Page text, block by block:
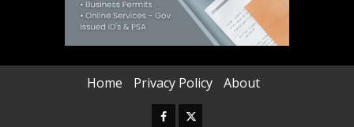
Home Privacy Policy About
Facebook
Twitter